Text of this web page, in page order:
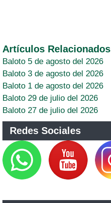
Artículos Relacionados
Baloto 5 de agosto del 2026
Baloto 3 de agosto del 2026
Baloto 1 de agosto del 2026
Baloto 29 de julio del 2026
Baloto 27 de julio del 2026
Redes Sociales